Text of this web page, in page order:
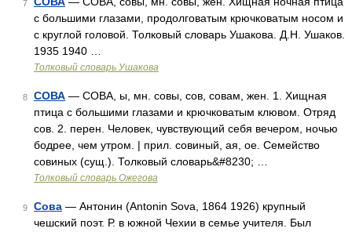
7
с большими глазами, продолговатым крючковатым носом и
с круглой головой. Толковый словарь Ушакова. Д.Н. Ушаков.
1935 1940 …
Толковый словарь Ушакова
8 СОВА — СОВА, ы, мн. совы, сов, совам, жен. 1. Хищная
птица с большими глазами и крючковатым клювом. Отряд
сов. 2. перен. Человек, чувствующий себя вечером, ночью
бодрее, чем утром. | прил. совиный, ая, ое. Семейство
совиных (сущ.). Толковый словарь&#8230; …
Толковый словарь Ожегова
9 Сова — Антонин (Antonin Sova, 1864 1926) крупный
чешский поэт. Р. в южной Чехии в семье учителя. Был